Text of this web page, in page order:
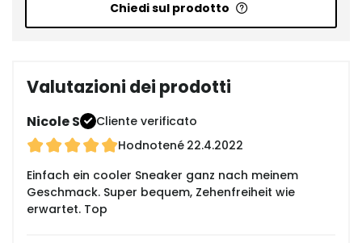
Chiedi sul prodotto
Valutazioni dei prodotti
Nicole S
Cliente verificato
Hodnotené 22.4.2022
Einfach ein cooler Sneaker ganz nach meinem
Geschmack. Super bequem, Zehenfreiheit wie
erwartet. Top